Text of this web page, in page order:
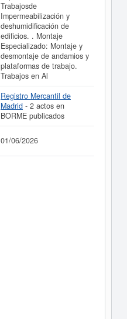
Trabajosde
Impermeabilización y
deshumidificación de
edificios. . Montaje
Especializado: Montaje y
desmontaje de andamios y
plataformas de trabajo.
Trabajos en Al
Registro Mercantil de
Madrid - 2 actos en
BORME publicados
01/06/2026